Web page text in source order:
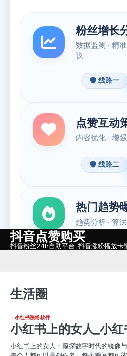
Skip抖音点赞购买
抖音粉丝24h自助平台-抖音涨粉播放卡
生活圈
小红书涨粉软件
小红书上的女人_小
小红书上的女人：窥探数字时代的镜像